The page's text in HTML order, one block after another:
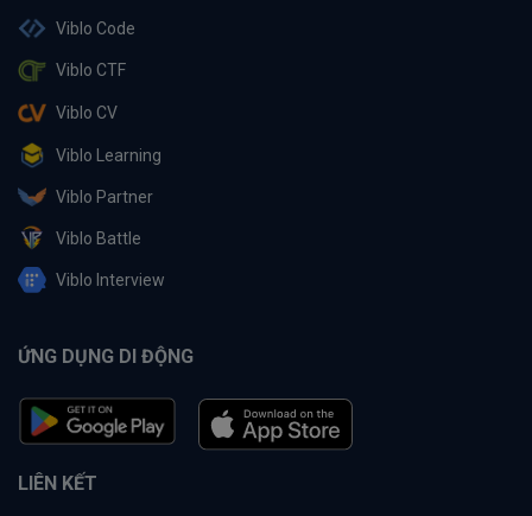
Viblo Code
Viblo CTF
Viblo CV
Viblo Learning
Viblo Partner
Viblo Battle
Viblo Interview
ỨNG DỤNG DI ĐỘNG
LIÊN KẾT